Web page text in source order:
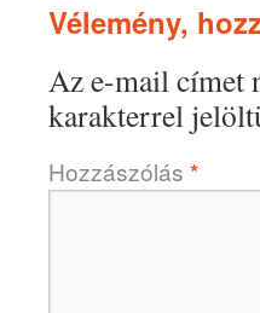
Vélemény,
Az e-mail címet
karakterrel
Hozzászólás *